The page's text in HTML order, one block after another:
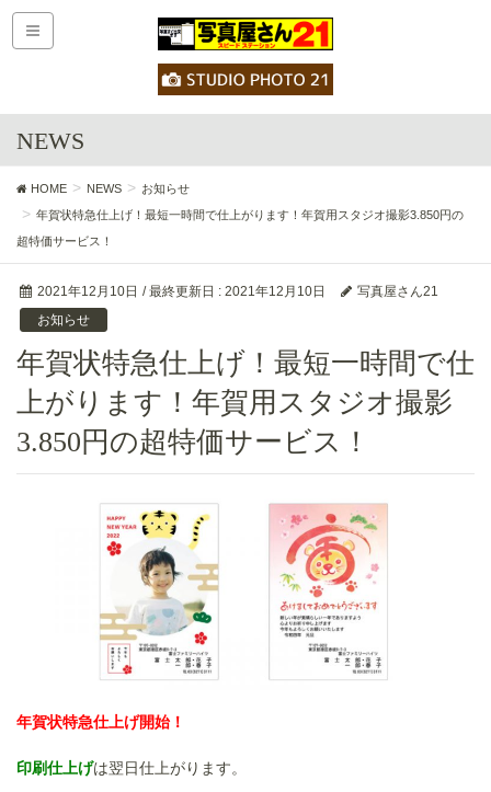
NEWS
HOME NEWS
お知らせ
年賀状特急仕上げ！最短一時間で仕上がります！年賀用スタジオ撮影3.850円の
超特価サービス！
2021年12月10日 / 最終更新日 : 2021年12月10日
写真屋さん21
お知らせ
年賀状特急仕上げ！最短一時間で仕
上がります！年賀用スタジオ撮影
3.850円の超特価サービス！
年賀状特急仕上げ開始！
印刷仕上げは翌日仕上がります。